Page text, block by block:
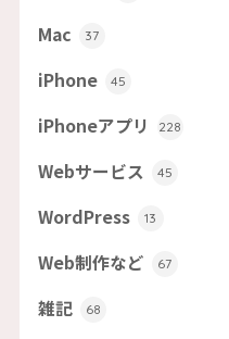
Mac 37
iPhone 45
iPhoneアプリ 228
Webサービス 45
WordPress 13
Web制作など 67
雑記 68